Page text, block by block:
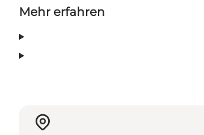
Mehr erfahren